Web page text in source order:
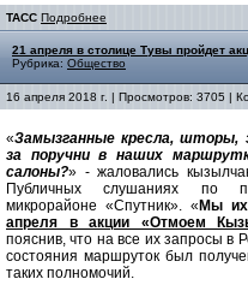
ТАСС Подробнее
21 апреля в столице Тувы пройдет
Рубрика: Общество
16 апреля 2018 г. | Просмотров: 3705 |
«Замызганные кресла, шторы,
за поручни в наших
салоны?» - жаловались
Публичных слушаниях по
микрорайоне «Спутник». «Мы их
апреля в акции «Отмоем
пояснив, что на все их запросы в
состояния маршруток был
таких полномочий.